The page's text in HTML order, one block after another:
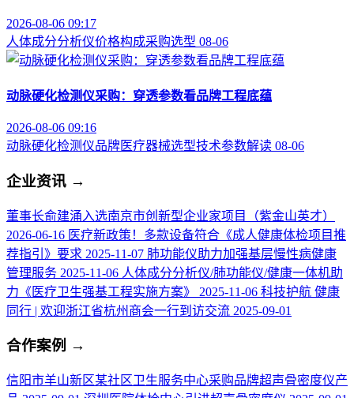
2026-08-06 09:17
人体成分分析仪价格构成采购选型 08-06
动脉硬化检测仪采购：穿透参数看品牌工程底蕴
2026-08-06 09:16
动脉硬化检测仪品牌医疗器械选型技术参数解读 08-06
企业资讯 →
董事长俞建涌入选南京市创新型企业家项目（紫金山英才）
2026-06-16 医疗新政策！多款设备符合《成人健康体检项目推
荐指引》要求 2025-11-07 肺功能仪助力加强基层慢性病健康
管理服务 2025-11-06 人体成分分析仪/肺功能仪/健康一体机助
力《医疗卫生强基工程实施方案》
2025-11-06 科技护航 健康
同行 | 欢迎浙江省杭州商会一行到访交流 2025-09-01
合作案例 →
信阳市羊山新区某社区卫生服务中心采购品牌超声骨密度仪产